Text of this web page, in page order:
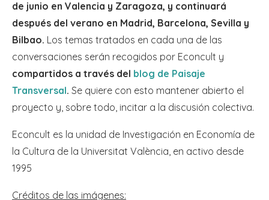
de junio en Valencia y Zaragoza, y continuará
después del verano en Madrid, Barcelona, Sevilla y
Bilbao. Los temas tratados en cada una de las
conversaciones serán recogidos por Econcult y
compartidos a través del blog de Paisaje
Transversal. Se quiere con esto mantener abierto el
proyecto y, sobre todo, incitar a la discusión colectiva.
Econcult es la unidad de Investigación en Economía de
la Cultura de la Universitat València, en activo desde
1995
Créditos de las imágenes: